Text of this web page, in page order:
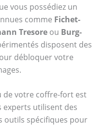
vous possédiez un
comme Fichet-
Tresore ou Burg-
disposent des
débloquer votre
de votre coffre-fort est
experts utilisent des
outils spécifiques pour